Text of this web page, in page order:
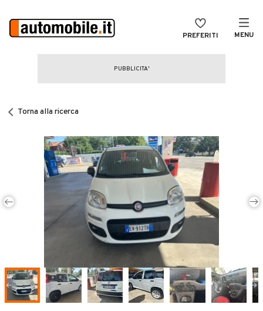
PREFERITI MENU
CERCA
Auto Nuove
Noleggio a lungo termine
Auto d'epoca
Moto
Veicoli Commerciali
Concessionari
Torna alla ricerca